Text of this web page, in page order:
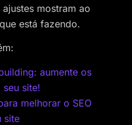
mostram ao
está fazendo.
aumente os
seu site!
melhorar o SEO
site